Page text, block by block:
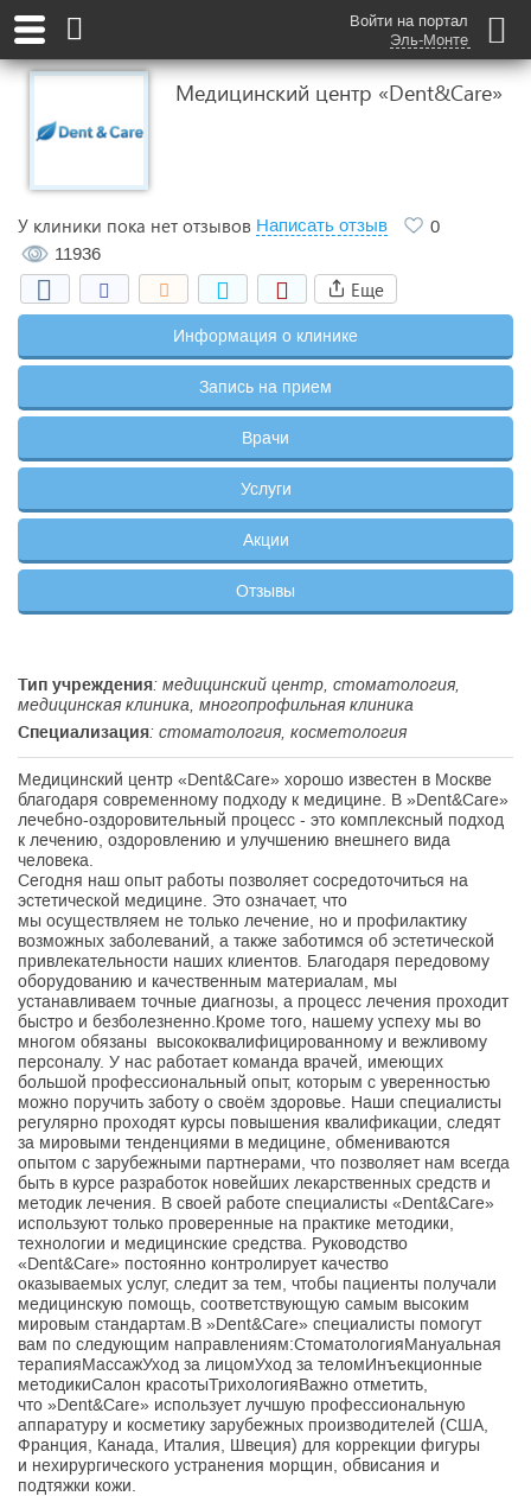
Войти на портал
Эль-Монте
Медицинский центр «Dent&Care»
У клиники пока нет отзывов Написать отзыв
0
11936
Еще
Информация о клинике
Запись на прием
Врачи
Услуги
Акции
Отзывы
Тип учреждения: медицинский центр, стоматология,
медицинская клиника, многопрофильная клиника
Специализация: стоматология, косметология
Медицинский центр «Dent&Care» хорошо известен в Москве
благодаря современному подходу к медицине. В »Dent&Care»
лечебно-оздоровительный процесс - это комплексный подход
к лечению, оздоровлению и улучшению внешнего вида
человека.
Сегодня наш опыт работы позволяет сосредоточиться на
эстетической медицине. Это означает, что
мы осуществляем не только лечение, но и профилактику
возможных заболеваний, а также заботимся об эстетической
привлекательности наших клиентов. Благодаря передовому
оборудованию и качественным материалам, мы
устанавливаем точные диагнозы, а процесс лечения проходит
быстро и безболезненно.Кроме того, нашему успеху мы во
многом обязаны высококвалифицированному и вежливому
персоналу. У нас работает команда врачей, имеющих
большой профессиональный опыт, которым с уверенностью
можно поручить заботу о своём здоровье. Наши специалисты
регулярно проходят курсы повышения квалификации, следят
за мировыми тенденциями в медицине, обмениваются
опытом с зарубежными партнерами, что позволяет нам всегда
быть в курсе разработок новейших лекарственных средств и
методик лечения. В своей работе специалисты «Dent&Care»
используют только проверенные на практике методики,
технологии и медицинские средства. Руководство
«Dent&Care» постоянно контролирует качество
оказываемых услуг, следит за тем, чтобы пациенты получали
медицинскую помощь, соответствующую самым высоким
мировым стандартам.В »Dent&Care» специалисты помогут
вам по следующим направлениям:СтоматологияМануальная
терапияМассажУход за лицомУход за теломИнъекционные
методикиСалон красотыТрихологияВажно отметить,
что »Dent&Care» использует лучшую профессиональную
аппаратуру и косметику зарубежных производителей (США,
Франция, Канада, Италия, Швеция) для коррекции фигуры
и нехирургического устранения морщин, обвисания и
подтяжки кожи.